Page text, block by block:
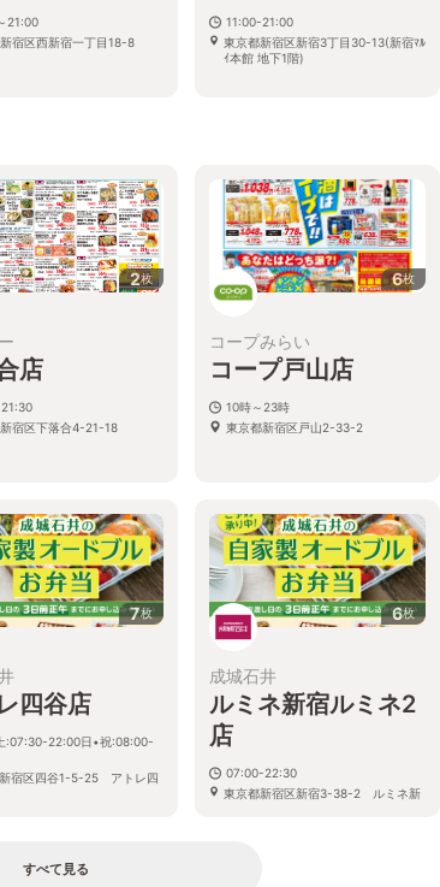
21:00
宿区西新宿一丁目18-8
11:00-21:00
東京都新宿区新宿3丁目30-13(新宿ﾏﾙ
ｲ本館 地下1階)
2枚
店
宿区下落合4-21-18
6枚
コープみらい
コープ戸山店
10時～23時
東京都新宿区戸山2-33-2
7枚
四谷店
:07:30-22:00日•祝:08:00-
宿区四谷1-5-25 アトレ四
6枚
成城石井
ルミネ新宿ルミネ2
店
07:00-22:30
東京都新宿区新宿3-38-2 ルミネ新
すべて見る